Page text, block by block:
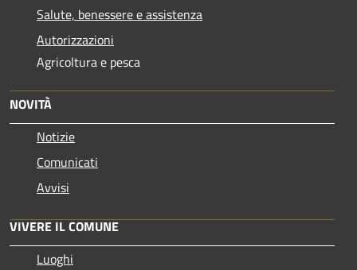
Salute, benessere e assistenza
Autorizzazioni
Agricoltura e pesca
NOVITÀ
Notizie
Comunicati
Avvisi
VIVERE IL COMUNE
Luoghi